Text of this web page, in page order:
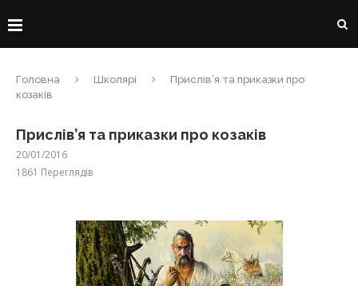
Головна Школярі
Прислів’я та приказки про
козаків
Прислів’я та приказки про козаків
20/01/2016
1861 Переглядів